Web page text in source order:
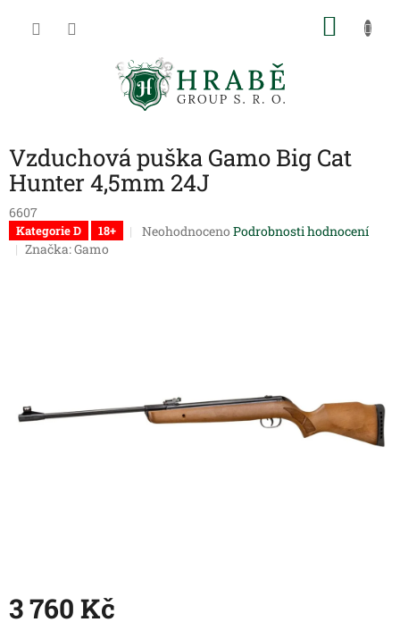
Vzduchová puška Gamo Big Cat
Hunter 4,5mm 24J
6607
Kategorie D 18+
Průměrné
Neohodnoceno Podrobnosti hodnocení
Značka:Gamo
3 760 Kč